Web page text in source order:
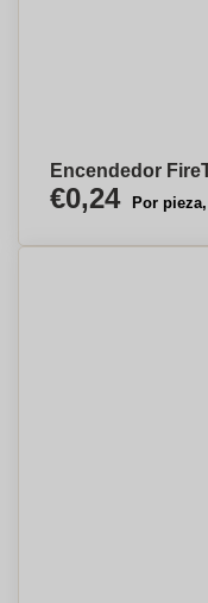
Encendedor
€0,24 Por